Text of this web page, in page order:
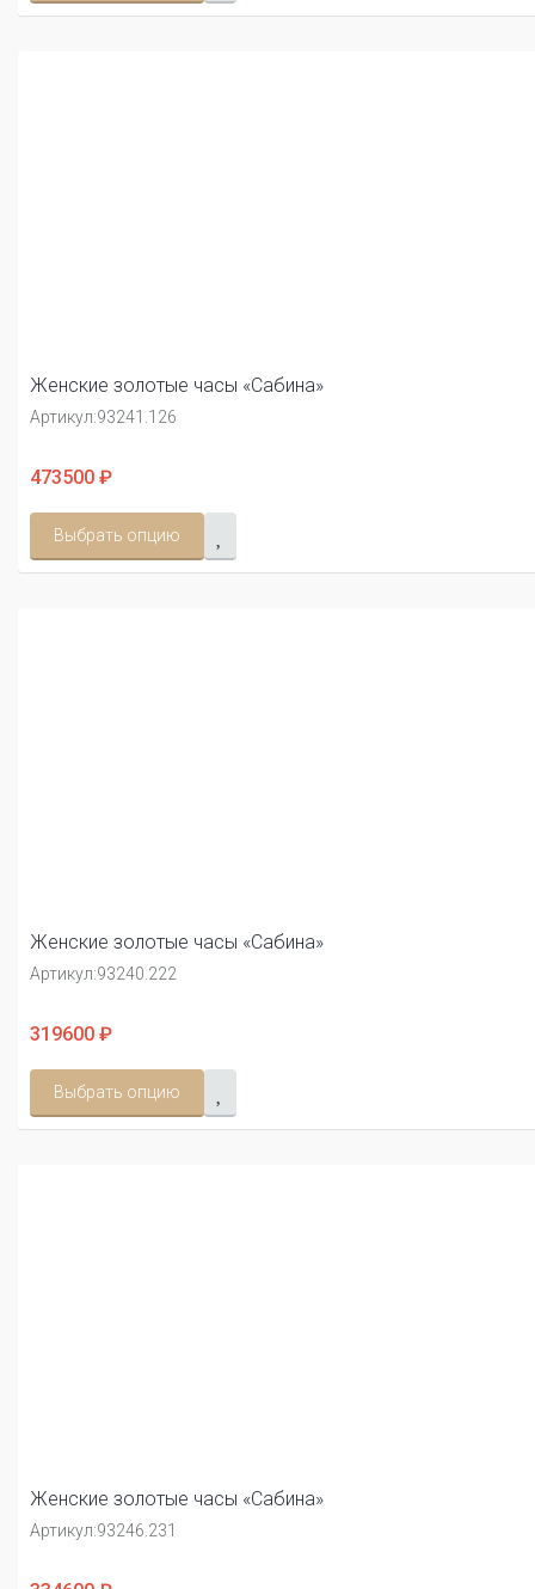
Женские золотые часы «Сабина»
Артикул:93241.126
473500 ₽
Выбрать опцию
Женские золотые часы «Сабина»
Артикул:93240.222
319600 ₽
Выбрать опцию
Женские золотые часы «Сабина»
Артикул:93246.231